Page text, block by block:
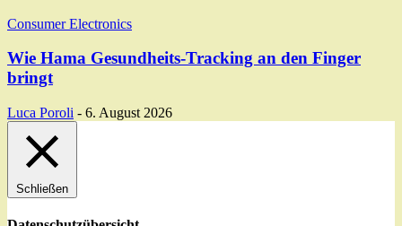
Consumer Electronics
Wie Hama Gesundheits-Tracking an den Finger
bringt
Luca Poroli - 6. August 2026
Schließen